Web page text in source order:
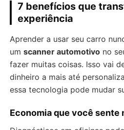
7 benefícios que
experiência
Aprender a usar seu carro
um scanner automotivo no
fazer muitas coisas. Isso vai
dinheiro a mais até
essa tecnologia pode mudar
Economia que você sente